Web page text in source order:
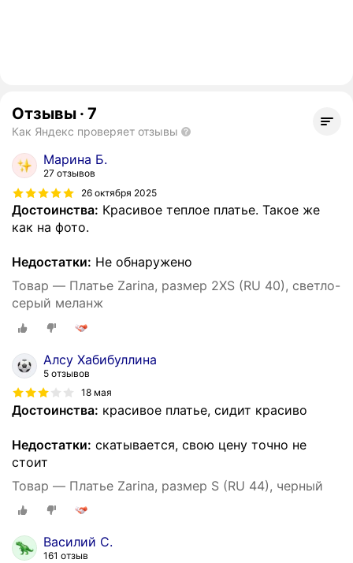
Отзывы · 7
Как Яндекс проверяет отзывы
Марина Б.
27 отзывов
26 октября 2025
Достоинства: Красивое теплое платье. Такое же
как на фото.
Недостатки: Не обнаружено
Товар — Платье Zarina, размер 2XS (RU 40), светло-
серый меланж
Алсу Хабибуллина
5 отзывов
18 мая
Достоинства: красивое платье, сидит красиво
Недостатки: скатывается, свою цену точно не
стоит
Товар — Платье Zarina, размер S (RU 44), черный
Василий С.
161 отзыв